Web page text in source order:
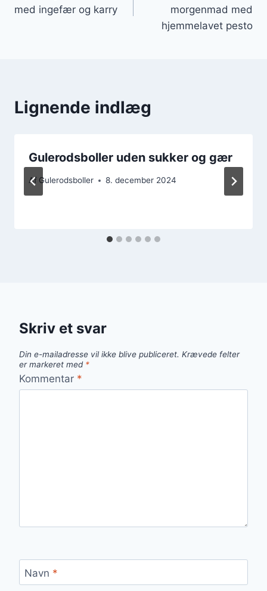
med ingefær og karry
morgenmad med
hjemmelavet pesto
Lignende indlæg
Gulerodsboller uden sukker og gær
Af Gulerodsboller 8. december 2024
Skriv et svar
Din e-mailadresse vil ikke blive publiceret. Krævede felter
er markeret med *
Kommentar *
Navn *